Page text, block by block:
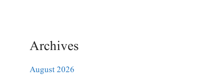
Archives
August 2026